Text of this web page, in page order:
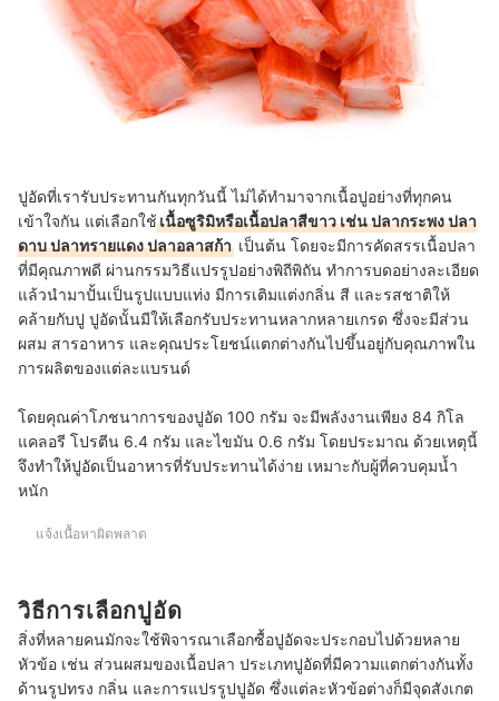
ปูอัดที่เรารับประทานกันทุกวันนี้ ไม่ได้ทำมาจากเนื้อปูอย่างที่ทุกคน
เข้าใจกัน แต่เลือกใช้เนื้อซูริมิหรือเนื้อปลาสีขาว เช่น ปลากระพง ปลา
ดาบ ปลาทรายแดง ปลาอลาสก้า เป็นต้น โดยจะมีการคัดสรรเนื้อปลา
ที่มีคุณภาพดี ผ่านกรรมวิธีแปรรูปอย่างพิถีพิถัน ทำการบดอย่างละเอียด
แล้วนำมาปั้นเป็นรูปแบบแท่ง มีการเติมแต่งกลิ่น สี และรสชาติให้
คล้ายกับปู ปูอัดนั้นมีให้เลือกรับประทานหลากหลายเกรด ซึ่งจะมีส่วน
ผสม สารอาหาร และคุณประโยชน์แตกต่างกันไปขึ้นอยู่กับคุณภาพใน
การผลิตของแต่ละแบรนด์
โดยคุณค่าโภชนาการของปูอัด 100 กรัม จะมีพลังงานเพียง 84 กิโล
แคลอรี โปรตีน 6.4 กรัม และไขมัน 0.6 กรัม โดยประมาณ ด้วยเหตุนี้
จึงทำให้ปูอัดเป็นอาหารที่รับประทานได้ง่าย เหมาะกับผู้ที่ควบคุมน้ำ
หนัก
แจ้งเนื้อหาผิดพลาด
วิธีการเลือกปูอัด
สิ่งที่หลายคนมักจะใช้พิจารณาเลือกซื้อปูอัดจะประกอบไปด้วยหลาย
หัวข้อ เช่น ส่วนผสมของเนื้อปลา ประเภทปูอัดที่มีความแตกต่างกันทั้ง
ด้านรูปทรง กลิ่น และการแปรรูปปูอัด ซึ่งแต่ละหัวข้อต่างก็มีจุดสังเกต